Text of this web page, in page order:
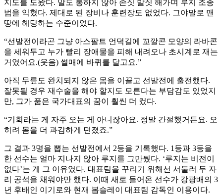
지도를 도왔다. 말도 통하지 않아 손짓 발짓 해가며 루지 조종
법을 익혔다. 제대로 된 장비나 훈련장도 없었다. 그야말로 맨
땅에 헤딩하는 수준이었다.
“선발전이라곤 그냥 아스팔트 언덕길에 꼬깔콘 모양의 라바콘
을 세워두고 누가 빨리 장애물을 피해 내려오나 초시계로 재는
거였어요.(웃음) 썰매에 바퀴를 달고요.”
아직 무릎도 완치되지 않은 몸을 이끌고 선발전에 출전했다.
잘못될 경우 재수술을 해야 할지도 모른다는 부담감도 있었지
만, 그가 품은 국가대표의 꿈이 훨씬 더 컸다.
“기회라는 게 자주 오는 게 아니잖아요. 정말 간절했거든요. 오
히려 몸을 더 과감하게 던졌죠.”
그 결과 3명을 뽑는 선발전에서 2등을 기록했다. 1등과 3등을
한 선수는 얼마 지나지 않아 루지를 그만뒀다. ‘루지는 비전이
없다’는 게 그 이유였다. 대표팀을 꾸리기 위해선 서둘러 두 자
리 공석을 채워야만 했다. 이때 새로 들어온 선수가 강광배의 3
년 후배인 이기로와 현재 봅슬레이 대표팀 감독인 이용이다.